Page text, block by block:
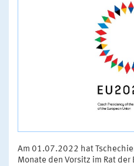
Am 01.07.2022 hat
Monate den Vorsitz im Rat der